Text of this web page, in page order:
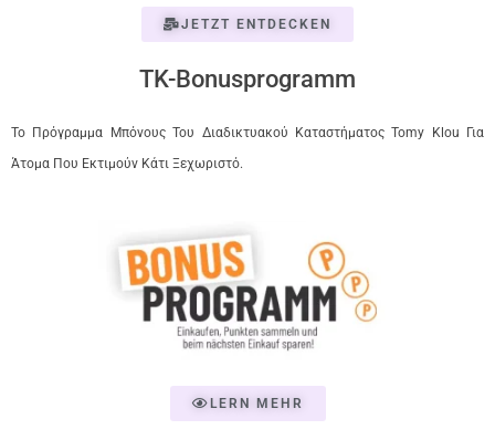
JETZT ENTDECKEN
TK-Bonusprogramm
Το Πρόγραμμα Μπόνους Του Διαδικτυακού Καταστήματος Tomy Klou Για
Άτομα Που Εκτιμούν Κάτι Ξεχωριστό.
LERN MEHR